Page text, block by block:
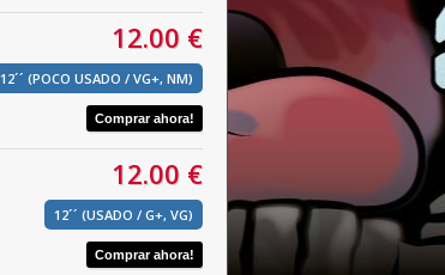
12.00 €
12´´ (POCO USADO / VG+, NM)
12.00 €
12´´ (USADO / G+, VG)